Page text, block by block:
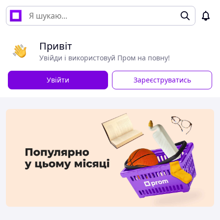
Привіт
Увійди і використовуй Пром на повну!
Увійти Зареєструватись